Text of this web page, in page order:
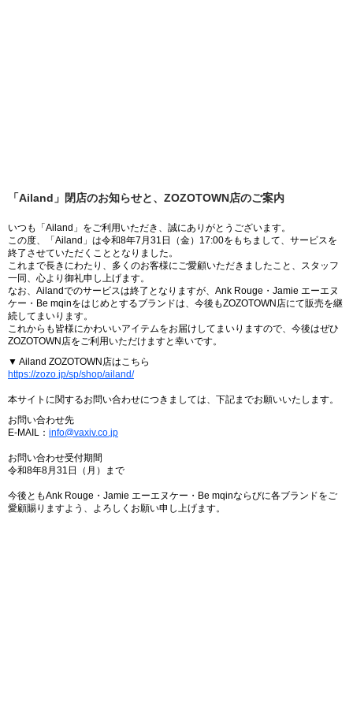
「Ailand」閉店のお知らせと、ZOZOTOWN店のご案内
いつも「Ailand」をご利用いただき、誠にありがとうございます。
この度、「Ailand」は令和8年7月31日（金）17:00をもちまして、サービスを
終了させていただくこととなりました。
これまで長きにわたり、多くのお客様にご愛顧いただきましたこと、スタッフ
一同、心より御礼申し上げます。
なお、Ailandでのサービスは終了となりますが、Ank Rouge・Jamie エーエヌ
ケー・Be mqinをはじめとするブランドは、今後もZOZOTOWN店にて販売を継
続してまいります。
これからも皆様にかわいいアイテムをお届けしてまいりますので、今後はぜひ
ZOZOTOWN店をご利用いただけますと幸いです。
▼ Ailand ZOZOTOWN店はこちら
https://zozo.jp/sp/shop/ailand/
本サイトに関するお問い合わせにつきましては、下記までお願いいたします。
お問い合わせ先
E-MAIL： info@vaxiv.co.jp
お問い合わせ受付期間
令和8年8月31日（月）まで
今後ともAnk Rouge・Jamie エーエヌケー・Be mqinならびに各ブランドをご
愛顧賜りますよう、よろしくお願い申し上げます。